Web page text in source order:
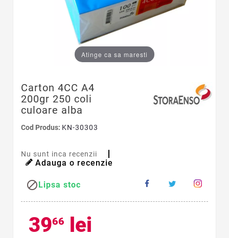
Atinge ca sa maresti
Carton 4CC A4
200gr 250 coli
culoare alba
Cod Produs: KN-30303
Nu sunt inca recenzii
Adauga o recenzie
Lipsa stoc
3966 lei